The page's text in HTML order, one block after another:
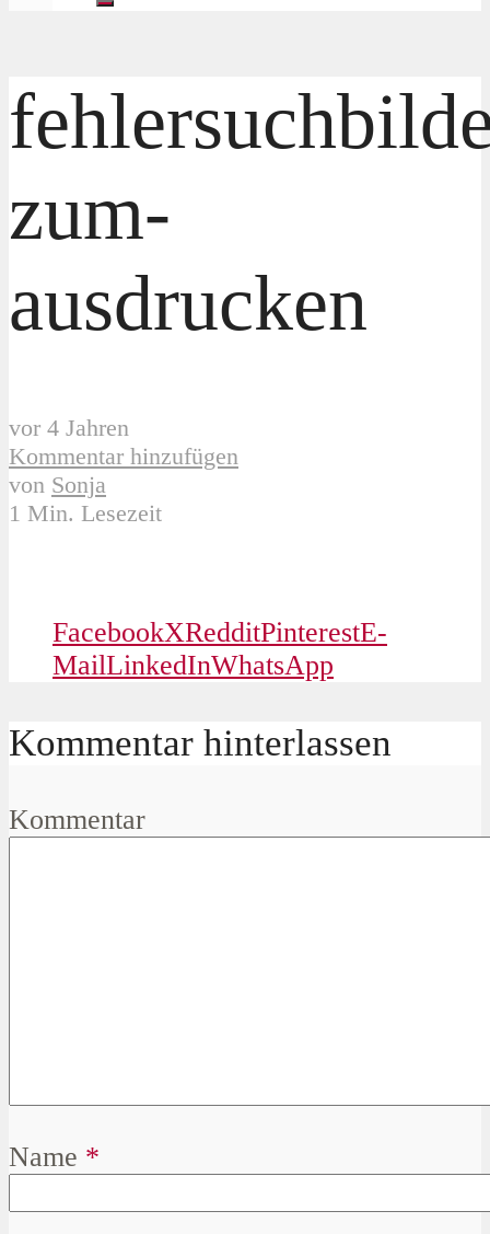
zum-
ausdrucken
vor 4 Jahren
Kommentar hinzufügen
von Sonja
1 Min. Lesezeit
FacebookXRedditPinterestE-
MailLinkedInWhatsApp
Kommentar hinterlassen
Kommentar
Name *